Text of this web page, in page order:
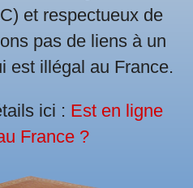
et respectueux de
pas de liens à un
est illégal au France.
ici : Est en ligne
France ?